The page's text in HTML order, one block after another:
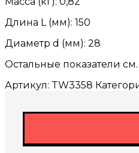
Длина L (мм): 150
Диаметр d (мм): 28
Остальные показатели
Артикул: TW3358